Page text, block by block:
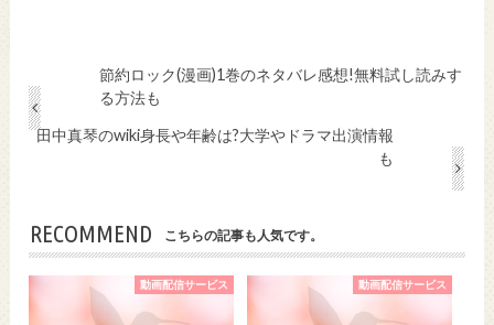
節約ロック(漫画)1巻のネタバレ感想!無料試し読みす
る方法も
田中真琴のwiki身長や年齢は?大学やドラマ出演情報
も
RECOMMEND こちらの記事も人気です。
動画配信サービス 動画配信サービス